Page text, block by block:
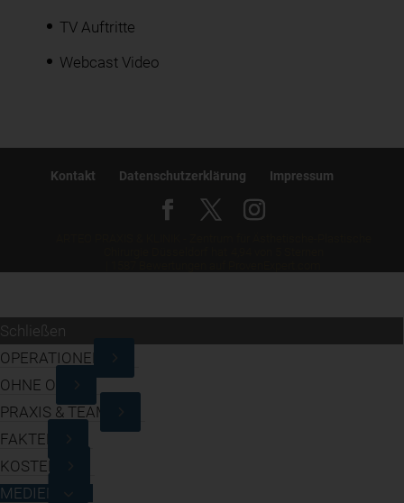
TV Auftritte
Webcast Video
Kontakt Datenschutzerklärung Impressum
Schließen
OPERATIONEN
OHNE OP
PRAXIS & TEAM
FAKTEN
KOSTEN
MEDIEN